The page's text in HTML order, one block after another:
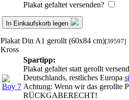
Plakat gefaltet versenden?
In Einkaufskorb legen
Plakat Din A1 gerollt (60x84 cm)[39597]
Kross
Spartipp:
Plakat gefaltet statt gerollt
Deutschlands, restliches Europa
Achtung: Wenn wir das gerollte
RÜCKGABERECHT!